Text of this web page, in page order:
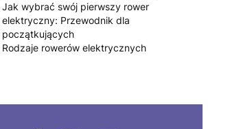
Jak wybrać swój pierwszy rower
elektryczny: Przewodnik dla
początkujących
Rodzaje rowerów elektrycznych